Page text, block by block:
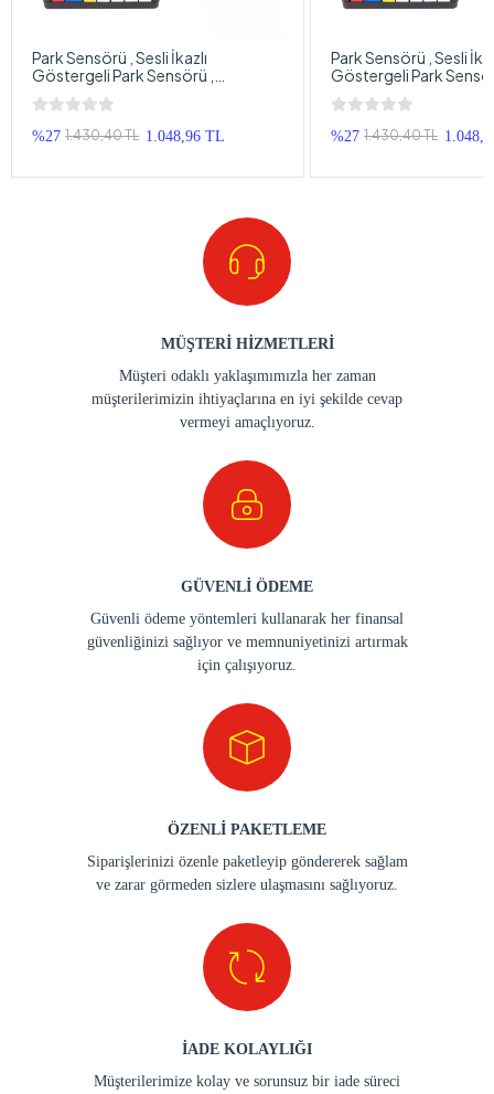
Park Sensörü , Sesli İkazlı
Göstergeli Park Sensörü ,
Ultrasonik Sensörlü Sesli Park
Sensörü
%27 1.430,40 TL 1.048,96 TL
Park Sensörü , Sesli
Göstergeli Park
Ultrasonik Sensörlü
Sensörü
%27 1.430,40 TL
MÜŞTERİ HİZMETLERİ
Müşteri odaklı yaklaşımımızla her zaman
müşterilerimizin ihtiyaçlarına en iyi şekilde cevap
vermeyi amaçlıyoruz.
GÜVENLİ ÖDEME
Güvenli ödeme yöntemleri kullanarak her finansal
güvenliğinizi sağlıyor ve memnuniyetinizi artırmak
için çalışıyoruz.
ÖZENLİ PAKETLEME
Siparişlerinizi özenle paketleyip göndererek sağlam
ve zarar görmeden sizlere ulaşmasını sağlıyoruz.
İADE KOLAYLIĞI
Müşterilerimize kolay ve sorunsuz bir iade süreci